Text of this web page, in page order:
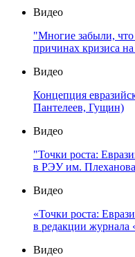
Видео
"Многие забыли, что
причинах кризиса
Видео
Концепция
Пантелеев, Гущин)
Видео
"Точки роста:
в РЭУ им. Плеханова
Видео
«Точки роста:
в редакции журнала
Видео